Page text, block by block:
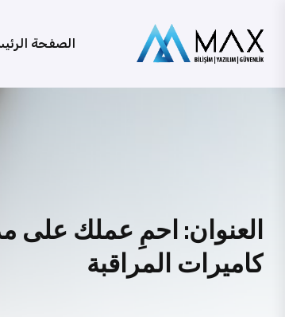
الصفحة
العنوان: احمِ عملك على
كاميرات المراقبة